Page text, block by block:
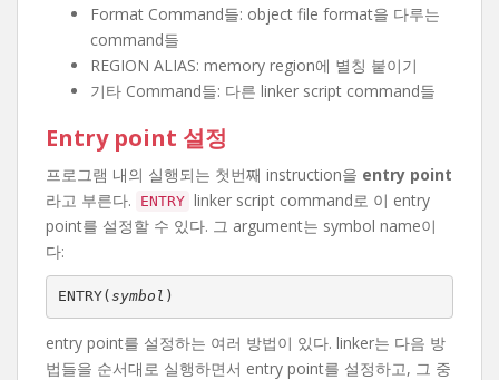
Format Command들: object file format을 다루는
command들
REGION ALIAS: memory region에 별칭 붙이기
기타 Command들: 다른 linker script command들
Entry point 설정
프로그램 내의 실행되는 첫번째 instruction을 entry point
라고 부른다.
ENTRY linker script command로 이 entry
point를 설정할 수 있다. 그 argument는 symbol name이
다:
ENTRY( symbol )
entry point를 설정하는 여러 방법이 있다. linker는 다음 방
법들을 순서대로 실행하면서 entry point를 설정하고, 그 중